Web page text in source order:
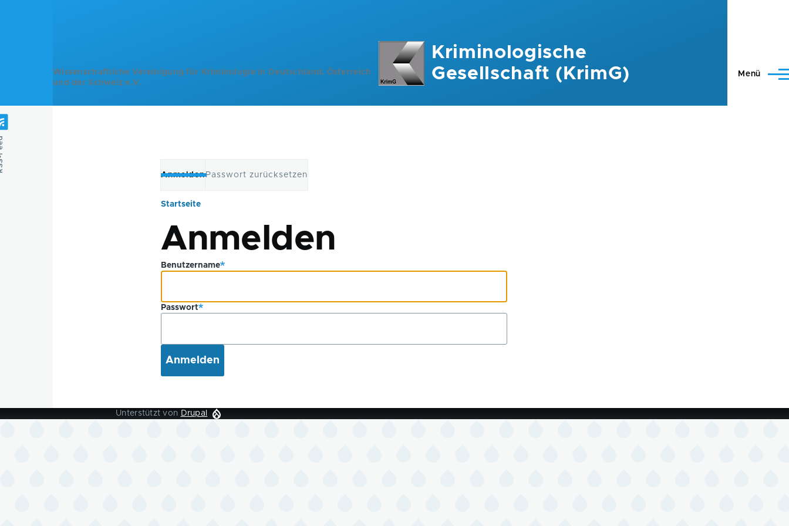
Wissenschaftliche Vereinigung für Kriminologie in Deutschland, Österreich
und der Schweiz e.V.
Kriminologische
Gesellschaft (KrimG)
Menü
Reiter
AnmeldenPasswort zurücksetzen
Startseite
Anmelden
Benutzername
Passwort
Unterstützt von Drupal